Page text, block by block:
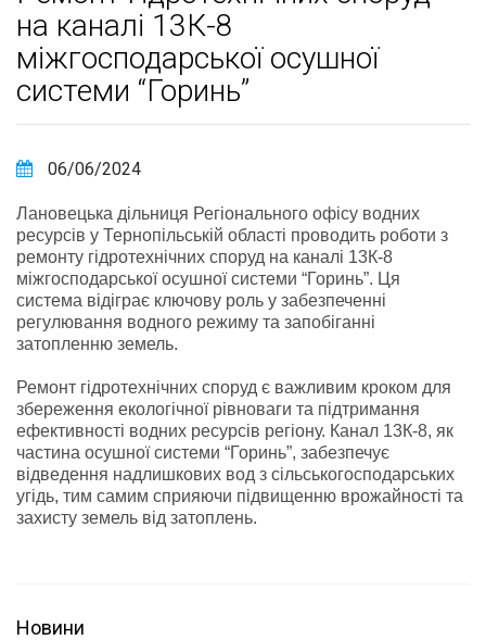
на каналі 13К-8
міжгосподарської осушної
системи “Горинь”
06/06/2024
Лановецька дільниця Регіонального офісу водних
ресурсів у Тернопільській області проводить роботи з
ремонту гідротехнічних споруд на каналі 13К-8
міжгосподарської осушної системи “Горинь”. Ця
система відіграє ключову роль у забезпеченні
регулювання водного режиму та запобіганні
затопленню земель.
Ремонт гідротехнічних споруд є важливим кроком для
збереження екологічної рівноваги та підтримання
ефективності водних ресурсів регіону. Канал 13К-8, як
частина осушної системи “Горинь”, забезпечує
відведення надлишкових вод з сільськогосподарських
угідь, тим самим сприяючи підвищенню врожайності та
захисту земель від затоплень.
Новини